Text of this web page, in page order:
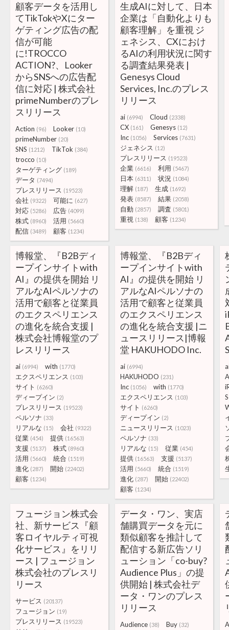
顧客データを活用し
てTikTokやXにター
ゲティング広告の配
信が可能
に!TROCCO
ACTION?、Looker
からSNSへの広告配
信に対応 | 株式会社
primeNumberのプレ
スリリース
Action (96) Looker (10)
primeNumber (20)
SNS (1212) TikTok (384)
trocco (10)
ターゲティング (189)
データ (7494)
プレスリリース (19523)
会社 (9322) 可能に (627)
対応 (5286) 広告 (4099)
株式 (8960) 活用 (5660)
配信 (3489) 顧客 (1234)
生成AIに対して、日本
企業は「自動化よりも
顧客理解」を重視 ジ
ェネシス、CXにおけ
るAIの利用状況に関す
る調査結果発表 |
Genesys Cloud
Services, Inc.のプレス
リリース
ai (6994) Cloud (2338)
CX (161) Genesys (12)
Inc (1056) Services (7631)
ジェネシス (12)
プレスリリース (19523)
企業 (6616) 利用 (5467)
日本 (6311) 状況 (1084)
理解 (187) 生成 (1692)
発表 (8587) 結果 (2058)
自動 (2857) 調査 (5801)
重視 (138) 顧客 (1234)
博報堂、『B2Bディ
ープインサイトwith
AI』の提供を開始 リ
アルなAIペルソナの
活用で顧客と従業員
のエクスペリエンス
の進化を統合支援 |
株式会社博報堂のプ
レスリリース
ai (6994) with (1770)
エクスペリエンス (103)
サイト (6260)
ディープイン (2)
プレスリリース (19523)
ペルソナ (33)
リアルな (15) 会社 (9322)
従業 (454) 提供 (16563)
支援 (5137) 株式 (8960)
活用 (5660) 統合 (1519)
進化 (287) 開始 (22402)
顧客 (1234)
博報堂、『B2Bディ
ープインサイトwith
AI』の提供を開始 リ
アルなAIペルソナの
活用で顧客と従業員
のエクスペリエンス
の進化を統合支援 |ニ
ュースリリース|博報
堂 HAKUHODO Inc.
ai (6994)
HAKUHODO (231)
Inc (1056) with (1770)
エクスペリエンス (103)
サイト (6260)
ディープイン (2)
ニュースリリース (1023)
ペルソナ (33)
リアルな (15) 従業 (454)
提供 (16563) 支援 (5137)
活用 (5660) 統合 (1519)
進化 (287) 開始 (22402)
顧客 (1234)
フュージョン株式会
社、新サービス『顧
客ロイヤルティ可視
化サービス』をリリ
ース | フュージョン
株式会社のプレスリ
リース
サービス (20137)
フュージョン (19)
プレスリリース (19523)
データ・ワン、実店
舗購買データを元に
類似顧客を推計して
配信する新広告ソリ
ューション「co-buy?
Audience Plus」の提
供開始 | 株式会社デ
ータ・ワンのプレス
リリース
Audience (38) Buy (32)